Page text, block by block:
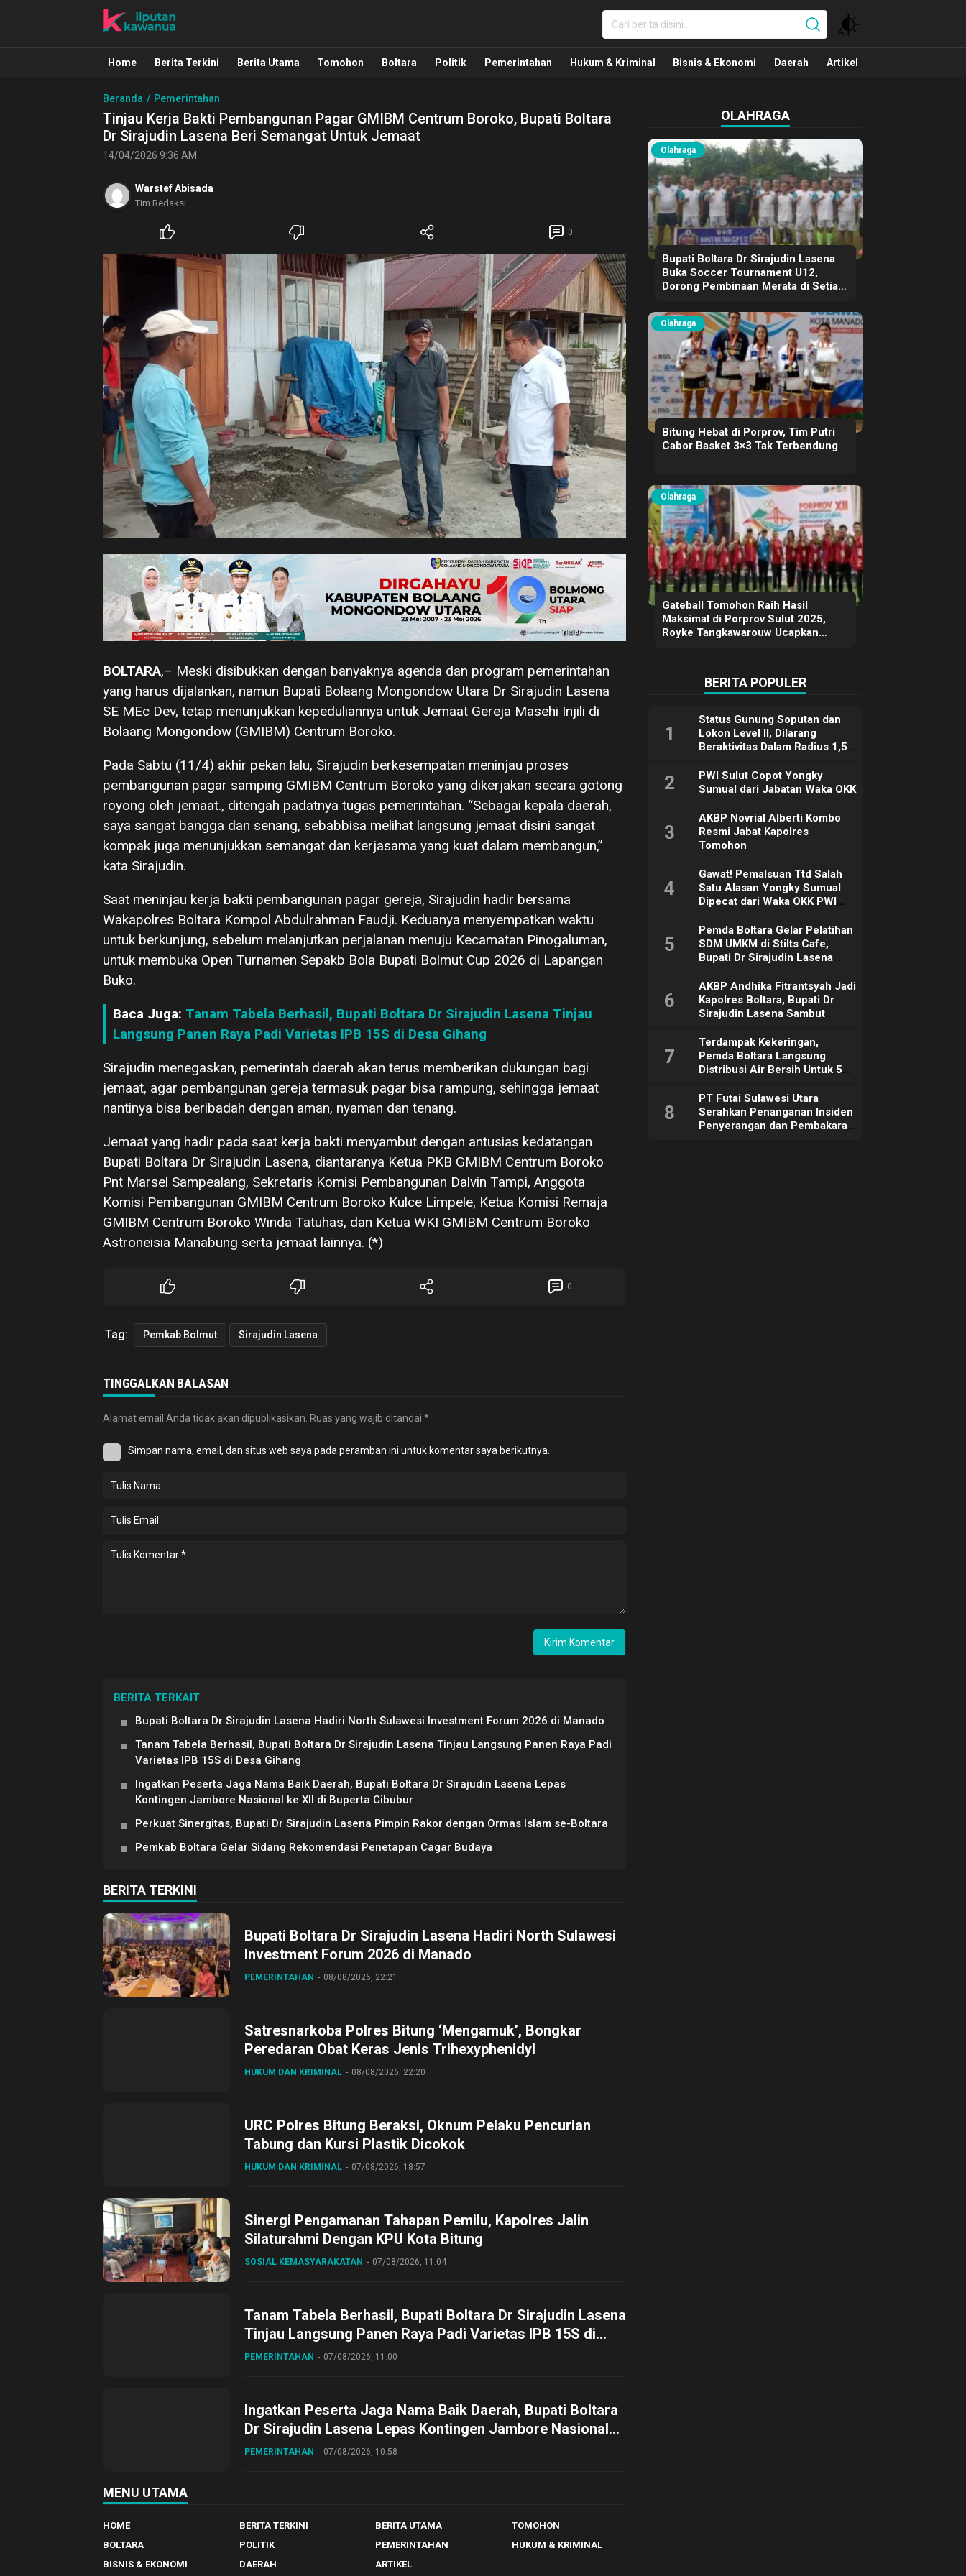
Liputan Kawanua
Berita Manado, Sulawesi Utara, Kawanua, Politik, Pemerintahan, Hukum Kriminal dan Nasional
Home Berita Terkini Berita Utama Tomohon Boltara Politik Pemerintahan Hukum & Kriminal Bisnis & Ekonomi Daerah Artikel
Beranda Pemerintahan
Tinjau Kerja Bakti Pembangunan Pagar GMIBM Centrum Boroko, Bupati Boltara
Dr Sirajudin Lasena Beri Semangat Untuk Jemaat
14/04/2026 9:36 AM
Warstef Abisada
Tim Redaksi
0
BOLTARA,– Meski disibukkan dengan banyaknya agenda dan program pemerintahan
yang harus dijalankan, namun Bupati Bolaang Mongondow Utara Dr Sirajudin Lasena
SE MEc Dev, tetap menunjukkan kepeduliannya untuk Jemaat Gereja Masehi Injili di
Bolaang Mongondow (GMIBM) Centrum Boroko.
Pada Sabtu (11/4) akhir pekan lalu, Sirajudin berkesempatan meninjau proses
pembangunan pagar samping GMIBM Centrum Boroko yang dikerjakan secara gotong
royong oleh jemaat., ditengah padatnya tugas pemerintahan. “Sebagai kepala daerah,
saya sangat bangga dan senang, sebabbisa melihat langsung jemaat disini sangat
kompak juga menunjukkan semangat dan kerjasama yang kuat dalam membangun,”
kata Sirajudin.
Saat meninjau kerja bakti pembangunan pagar gereja, Sirajudin hadir bersama
Wakapolres Boltara Kompol Abdulrahman Faudji. Keduanya menyempatkan waktu
untuk berkunjung, sebelum melanjutkan perjalanan menuju Kecamatan Pinogaluman,
untuk membuka Open Turnamen Sepakb Bola Bupati Bolmut Cup 2026 di Lapangan
Buko.
Baca Juga: Tanam Tabela Berhasil, Bupati Boltara Dr Sirajudin Lasena Tinjau
Langsung Panen Raya Padi Varietas IPB 15S di Desa Gihang
Sirajudin menegaskan, pemerintah daerah akan terus memberikan dukungan bagi
jemaat, agar pembangunan gereja termasuk pagar bisa rampung, sehingga jemaat
nantinya bisa beribadah dengan aman, nyaman dan tenang.
Jemaat yang hadir pada saat kerja bakti menyambut dengan antusias kedatangan
Bupati Boltara Dr Sirajudin Lasena, diantaranya Ketua PKB GMIBM Centrum Boroko
Pnt Marsel Sampealang, Sekretaris Komisi Pembangunan Dalvin Tampi, Anggota
Komisi Pembangunan GMIBM Centrum Boroko Kulce Limpele, Ketua Komisi Remaja
GMIBM Centrum Boroko Winda Tatuhas, dan Ketua WKI GMIBM Centrum Boroko
Astroneisia Manabung serta jemaat lainnya. (*)
0
Tag: Pemkab Bolmut Sirajudin Lasena
TINGGALKAN BALASAN
Alamat email Anda tidak akan dipublikasikan. Ruas yang wajib ditandai *
Simpan nama, email, dan situs web saya pada peramban ini untuk komentar saya berikutnya.
BERITA TERKAIT
Bupati Boltara Dr Sirajudin Lasena Hadiri North Sulawesi Investment Forum 2026 di Manado
Tanam Tabela Berhasil, Bupati Boltara Dr Sirajudin Lasena Tinjau Langsung Panen Raya Padi
Varietas IPB 15S di Desa Gihang
Ingatkan Peserta Jaga Nama Baik Daerah, Bupati Boltara Dr Sirajudin Lasena Lepas
Kontingen Jambore Nasional ke XII di Buperta Cibubur
Perkuat Sinergitas, Bupati Dr Sirajudin Lasena Pimpin Rakor dengan Ormas Islam se-Boltara
Pemkab Boltara Gelar Sidang Rekomendasi Penetapan Cagar Budaya
BERITA TERKINI
Bupati Boltara Dr Sirajudin Lasena Hadiri North Sulawesi
Investment Forum 2026 di Manado
PEMERINTAHAN 08/08/2026, 22:21
Satresnarkoba Polres Bitung ‘Mengamuk’, Bongkar
Peredaran Obat Keras Jenis Trihexyphenidyl
HUKUM DAN KRIMINAL 08/08/2026, 22:20
URC Polres Bitung Beraksi, Oknum Pelaku Pencurian
Tabung dan Kursi Plastik Dicokok
HUKUM DAN KRIMINAL 07/08/2026, 18:57
Sinergi Pengamanan Tahapan Pemilu, Kapolres Jalin
Silaturahmi Dengan KPU Kota Bitung
SOSIAL KEMASYARAKATAN 07/08/2026, 11:04
Tanam Tabela Berhasil, Bupati Boltara Dr Sirajudin Lasena
Tinjau Langsung Panen Raya Padi Varietas IPB 15S di
Desa Gihang
PEMERINTAHAN 07/08/2026, 11:00
Ingatkan Peserta Jaga Nama Baik Daerah, Bupati Boltara
Dr Sirajudin Lasena Lepas Kontingen Jambore Nasional
ke XII di Buperta Cibubur
PEMERINTAHAN 07/08/2026, 10:58
MENU UTAMA
HOME BERITA TERKINI BERITA UTAMA
TOMOHON
BOLTARA
POLITIK PEMERINTAHAN
HUKUM & KRIMINAL
BISNIS & EKONOMI
DAERAH ARTIKEL
OLAHRAGA
Olahraga
Bupati Boltara Dr Sirajudin Lasena
Buka Soccer Tournament U12,
Dorong Pembinaan Merata di Setiap
Olahraga
Bitung Hebat di Porprov, Tim Putri
Cabor Basket 3×3 Tak Terbendung
Olahraga
Gateball Tomohon Raih Hasil
Maksimal di Porprov Sulut 2025,
Royke Tangkawarouw Ucapkan
BERITA POPULER
1
Status Gunung Soputan dan
Lokon Level II, Dilarang
Beraktivitas Dalam Radius 1,5
2
PWI Sulut Copot Yongky
Sumual dari Jabatan Waka OKK
3
AKBP Novrial Alberti Kombo
Resmi Jabat Kapolres
Tomohon
4
Gawat! Pemalsuan Ttd Salah
Satu Alasan Yongky Sumual
Dipecat dari Waka OKK PWI
5
Pemda Boltara Gelar Pelatihan
SDM UMKM di Stilts Cafe,
Bupati Dr Sirajudin Lasena
Dorong Ekonomi Daerah
6
AKBP Andhika Fitrantsyah Jadi
Kapolres Boltara, Bupati Dr
Sirajudin Lasena Sambut
7
Terdampak Kekeringan,
Pemda Boltara Langsung
Distribusi Air Bersih Untuk 50
8
PT Futai Sulawesi Utara
Serahkan Penanganan Insiden
Penyerangan dan Pembakaran